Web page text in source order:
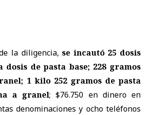
la diligencia,se incautó 25 dosis
dosis de pasta base; 228 gramos
1 kilo 252 gramos de pasta
a granel; $76.750 en dinero en
denominaciones y ocho teléfonos